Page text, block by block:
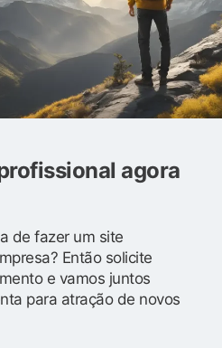
agora
de fazer um site
Então solicite
e vamos juntos
para atração de novos